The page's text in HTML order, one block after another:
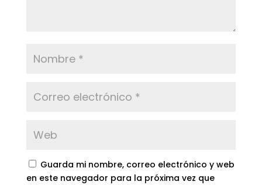
Guarda mi nombre, correo electrónico y web
en este navegador para la próxima vez que